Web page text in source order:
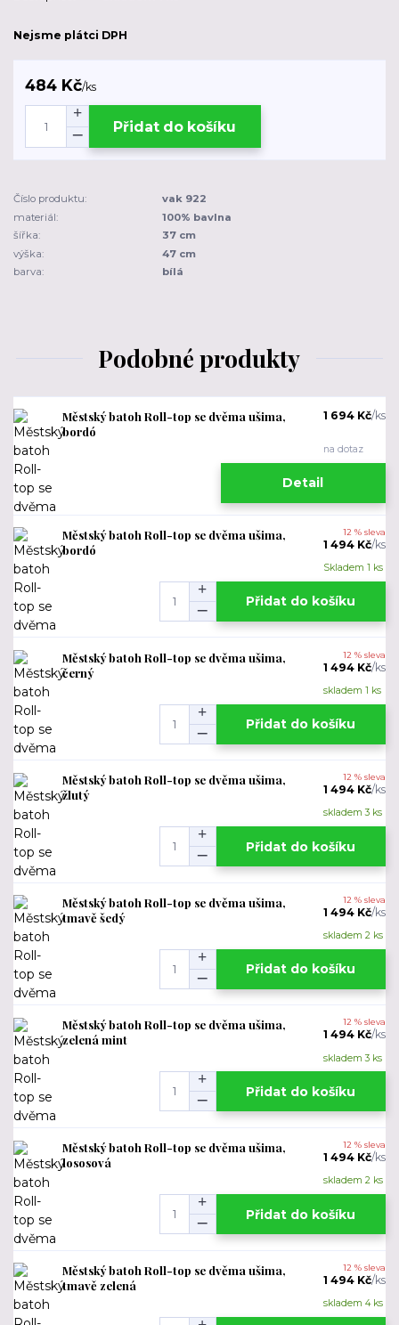
Nejsme plátci DPH
484 Kč/ks
Přidat do košíku
Číslo produktu:
vak 922
materiál:
100% bavlna
šířka:
37 cm
výška:
47 cm
barva:
bílá
Podobné produkty
Městský batoh Roll-top se dvěma ušima,
bordó
1 694 Kč/ks
na dotaz
Detail
Městský batoh Roll-top se dvěma ušima,
bordó
12 % sleva
1 494 Kč/ks
Skladem 1 ks
Přidat do košíku
Městský batoh Roll-top se dvěma ušima,
černý
12 % sleva
1 494 Kč/ks
skladem 1 ks
Přidat do košíku
Městský batoh Roll-top se dvěma ušima,
žlutý
12 % sleva
1 494 Kč/ks
skladem 3 ks
Přidat do košíku
Městský batoh Roll-top se dvěma ušima,
tmavě šedý
12 % sleva
1 494 Kč/ks
skladem 2 ks
Přidat do košíku
Městský batoh Roll-top se dvěma ušima,
zelená mint
12 % sleva
1 494 Kč/ks
skladem 3 ks
Přidat do košíku
Městský batoh Roll-top se dvěma ušima,
lososová
12 % sleva
1 494 Kč/ks
skladem 2 ks
Přidat do košíku
Městský batoh Roll-top se dvěma ušima,
tmavě zelená
12 % sleva
1 494 Kč/ks
skladem 4 ks